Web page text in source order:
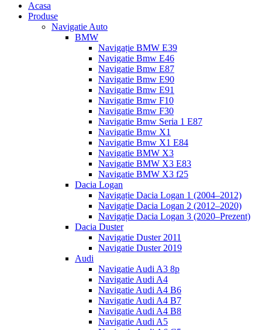
Acasa
Produse
Navigatie Auto
BMW
Navigație BMW E39
Navigatie Bmw E46
Navigatie Bmw E87
Navigatie Bmw E90
Navigatie Bmw E91
Navigatie Bmw F10
Navigatie Bmw F30
Navigatie Bmw Seria 1 E87
Navigatie Bmw X1
Navigatie Bmw X1 E84
Navigatie BMW X3
Navigatie BMW X3 E83
Navigatie BMW X3 f25
Dacia Logan
Navigație Dacia Logan 1 (2004–2012)
Navigație Dacia Logan 2 (2012–2020)
Navigație Dacia Logan 3 (2020–Prezent)
Dacia Duster
Navigatie Duster 2011
Navigatie Duster 2019
Audi
Navigatie Audi A3 8p
Navigatie Audi A4
Navigatie Audi A4 B6
Navigatie Audi A4 B7
Navigatie Audi A4 B8
Navigatie Audi A5